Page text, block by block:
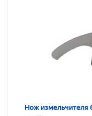
Нож измельчителя